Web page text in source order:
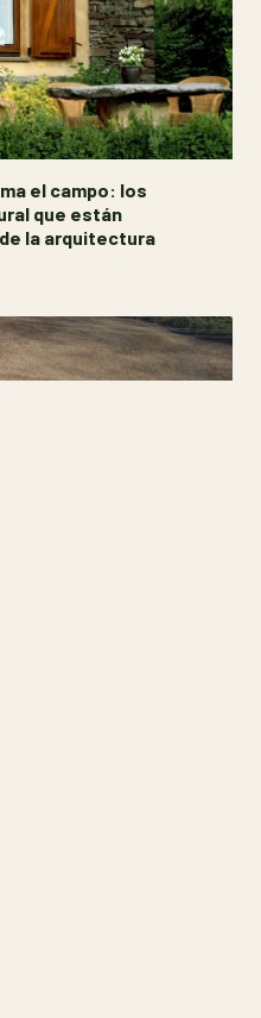
el campo: los
que están
la arquitectura